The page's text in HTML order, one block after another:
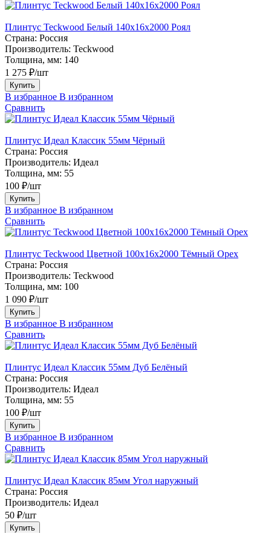
Плинтус Teckwood Белый 140х16х2000 Роял
Страна: Россия
Производитель: Teckwood
Толщина, мм: 140
1 275 ₽/шт
Купить
В избранное В избранном
Сравнить
Плинтус Идеал Классик 55мм Чёрный
Страна: Россия
Производитель: Идеал
Толщина, мм: 55
100 ₽/шт
Купить
В избранное В избранном
Сравнить
Плинтус Teckwood Цветной 100x16х2000 Тёмный Орех
Страна: Россия
Производитель: Teckwood
Толщина, мм: 100
1 090 ₽/шт
Купить
В избранное В избранном
Сравнить
Плинтус Идеал Классик 55мм Дуб Белёный
Страна: Россия
Производитель: Идеал
Толщина, мм: 55
100 ₽/шт
Купить
В избранное В избранном
Сравнить
Плинтус Идеал Классик 85мм Угол наружный
Страна: Россия
Производитель: Идеал
50 ₽/шт
Купить